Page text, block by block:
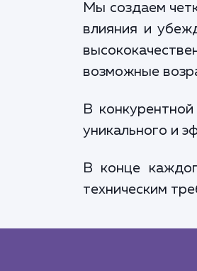
Мы создаем
влияния и
возможные
В
уникального и
В конце
техническим